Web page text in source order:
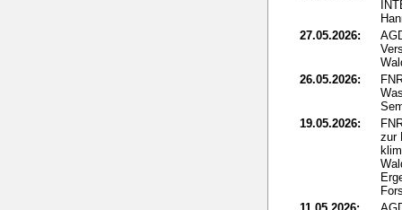
27.05.2026:
26.05.2026:
19.05.2026:
zur